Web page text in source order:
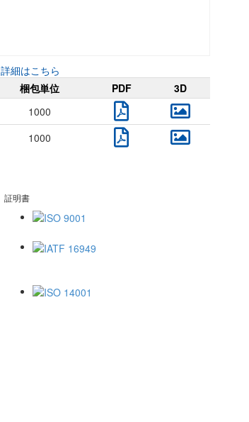
詳細はこちら
梱包単位 PDF
3D
1000
1000
証明書